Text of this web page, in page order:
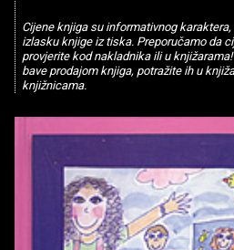
Cijene knjiga su informativnog
izlasku knjige iz tiska. Preporučamo da
provjerite kod nakladnika ili u
bave prodajom knjiga, potražite ih u
knjižnicama.